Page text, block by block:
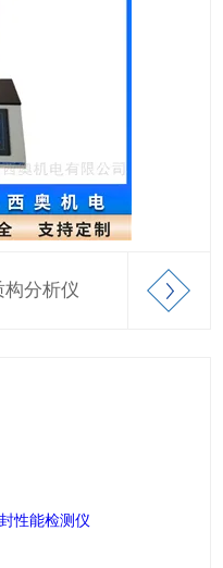
构分析仪